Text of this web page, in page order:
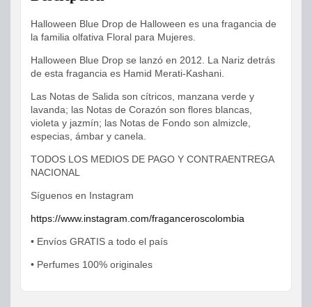
Halloween Blue Drop de Halloween es una fragancia de
la familia olfativa Floral para Mujeres.
Halloween Blue Drop se lanzó en 2012. La Nariz detrás
de esta fragancia es Hamid Merati-Kashani.
Las Notas de Salida son cítricos, manzana verde y
lavanda; las Notas de Corazón son flores blancas,
violeta y jazmín; las Notas de Fondo son almizcle,
especias, ámbar y canela.
TODOS LOS MEDIOS DE PAGO Y CONTRAENTREGA
NACIONAL
Síguenos en Instagram
https://www.instagram.com/fraganceroscolombia
• Envíos GRATIS a todo el país
• Perfumes 100% originales